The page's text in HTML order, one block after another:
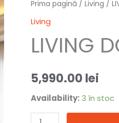
Prima pagină /Living /
Living
LIVING
5,990.00 lei
Availability:3 în stoc
Cantitate
LIVING